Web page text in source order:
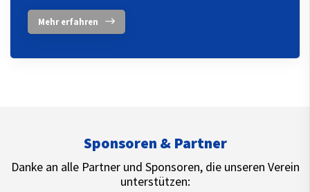
Mehr erfahren
Sponsoren & Partner
Danke an alle Partner und Sponsoren, die unseren Verein
unterstützen: